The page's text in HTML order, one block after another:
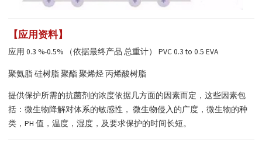
【应用资料】
应用 0.3 %-0.5% （依据最终产品 总重计） PVC 0.3 to 0.5 EVA
聚氨脂 硅树脂 聚酯 聚烯烃 丙烯酸树脂
提供保护所需的抗菌剂 的浓度依据几方面的因素而定，这些因素包
括：微生物降解对体系的敏感性， 微生物侵入的广度，微生物的种
类，PH 值，温度，湿度，及要求保护的时间长短。